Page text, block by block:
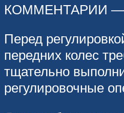
КОММЕНТАРИИ
Перед
передних колес
тщательно
регулировочные